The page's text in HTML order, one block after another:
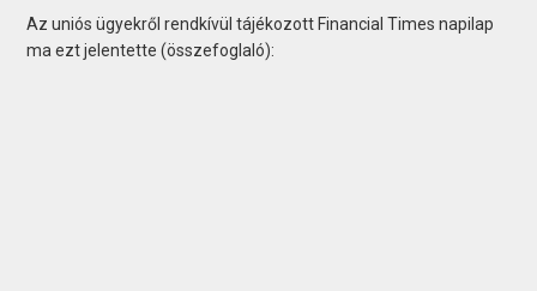
Az uniós ügyekről rendkívül tájékozott Financial Times napilap
ma ezt jelentette (összefoglaló):